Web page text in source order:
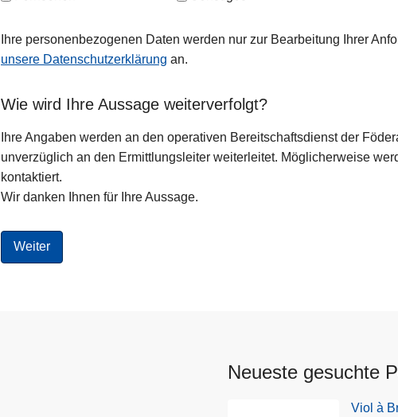
Ihre personenbezogenen Daten werden nur zur Bearbeitung Ihrer
unsere Datenschutzerklärung an.
Wie wird Ihre Aussage weiterverfolgt?
Ihre Angaben werden an den operativen Bereitschaftsdienst der
unverzüglich an den Ermittlungsleiter weiterleitet. Möglicherweise
kontaktiert.
Wir danken Ihnen für Ihre Aussage.
Neueste gesuchte
Viol à